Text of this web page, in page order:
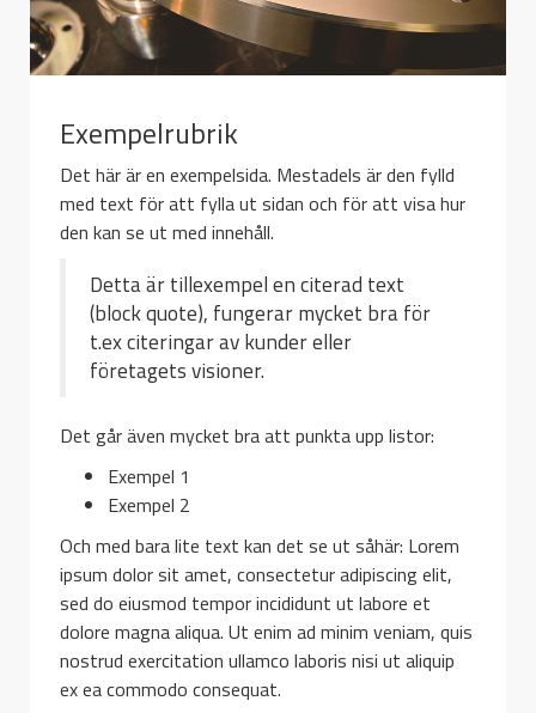
Exempelrubrik
Det här är en exempelsida. Mestadels är den fylld
med text för att fylla ut sidan och för att visa hur
den kan se ut med innehåll.
Detta är tillexempel en citerad text
(block quote), fungerar mycket bra för
t.ex citeringar av kunder eller
företagets visioner.
Det går även mycket bra att punkta upp listor:
Exempel 1
Exempel 2
Och med bara lite text kan det se ut såhär: Lorem
ipsum dolor sit amet, consectetur adipiscing elit,
sed do eiusmod tempor incididunt ut labore et
dolore magna aliqua. Ut enim ad minim veniam, quis
nostrud exercitation ullamco laboris nisi ut aliquip
ex ea commodo consequat.